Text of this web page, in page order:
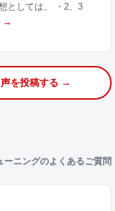
としては、 ・2、3
→
を投稿する →
ーニングのよくあるご質問